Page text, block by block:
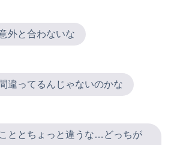
外と合わないな
違ってるんじゃないのかな
ととちょっと違うな…どっちが